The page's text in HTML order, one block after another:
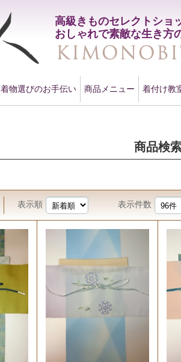
高級きものセレクトショ
おしゃれで素敵な生き方
着物選びのお手伝い 商品メニュー 着付け教
商品検
表示順 表示件数